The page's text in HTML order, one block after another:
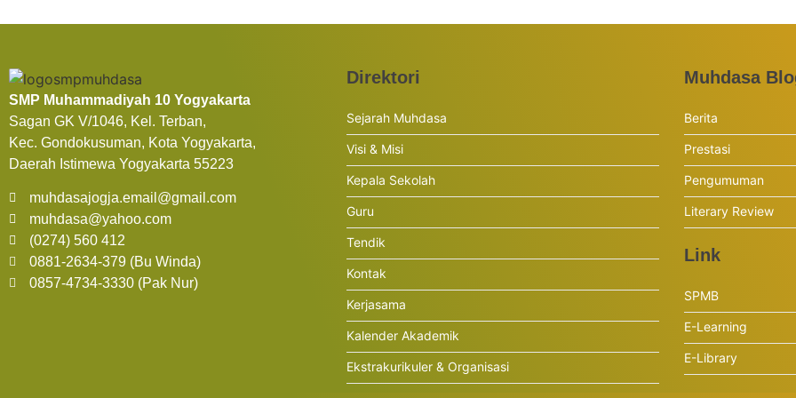
SMP Muhammadiyah 10 Yogyakarta
Sagan GK V/1046, Kel. Terban,
Kec. Gondokusuman, Kota Yogyakarta,
Daerah Istimewa Yogyakarta 55223
muhdasajogja.email@gmail.com
muhdasa@yahoo.com
(0274) 560 412
0881-2634-379 (Bu Winda)
0857-4734-3330 (Pak Nur)
Direktori
Sejarah Muhdasa
Visi & Misi
Kepala Sekolah
Guru
Tendik
Kontak
Kerjasama
Kalender Akademik
Ekstrakurikuler & Organisasi
Muhdasa
Berita
Prestasi
Pengumuman
Literary Review
Link
SPMB
E-Learning
E-Library